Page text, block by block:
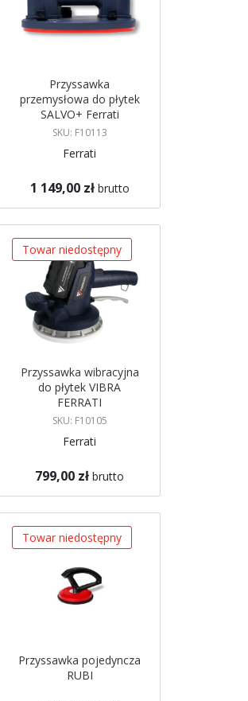
Przyssawka
przemysłowa do płytek
SALVO+ Ferrati
SKU: F10113
Ferrati
1 149,00 zł brutto
Brak w magazynie
Powiadom mnie
Towar niedostępny
Przyssawka wibracyjna
do płytek VIBRA
FERRATI
SKU: F10105
Ferrati
799,00 zł brutto
Brak w magazynie
Powiadom mnie
Towar niedostępny
Przyssawka pojedyncza
RUBI